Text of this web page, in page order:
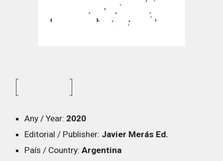
Any / Year: 2020
Editorial / Publisher: Javier Merás Ed.
País / Country:Argentina